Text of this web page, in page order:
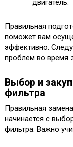
двигатель.
Правильная
поможет вам
эффективно.
проблем во время
Выбор и
фильтра
Правильная
начинается с
фильтра. Важно